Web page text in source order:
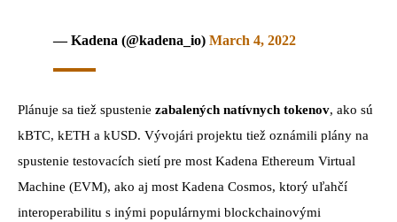
— Kadena (@kadena_io) March 4, 2022
Plánuje sa tiež spustenie zabalených natívnych tokenov, ako sú
kBTC, kETH a kUSD. Vývojári projektu tiež oznámili plány na
spustenie testovacích sietí pre most Kadena Ethereum Virtual
Machine (EVM), ako aj most Kadena Cosmos, ktorý uľahčí
interoperabilitu s inými populárnymi blockchainovými